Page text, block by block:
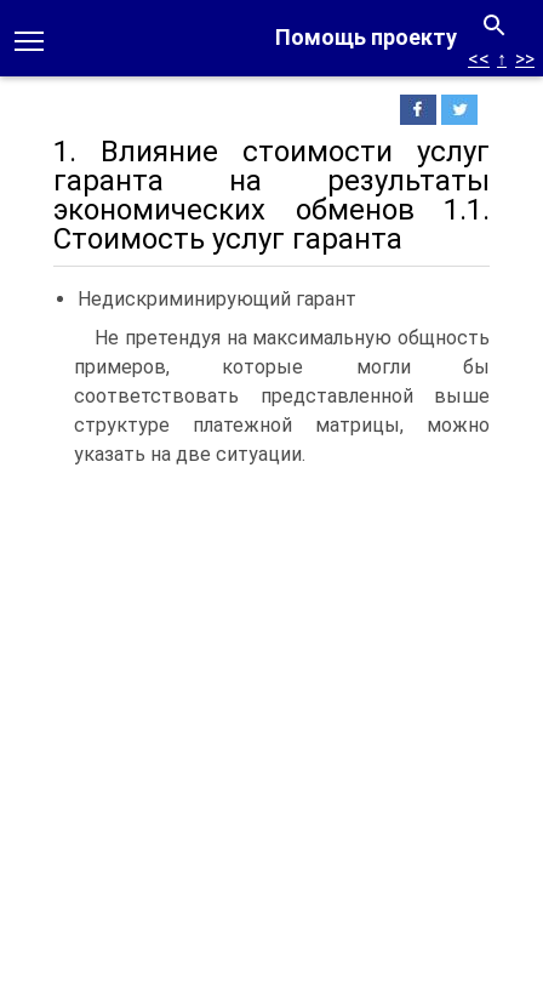
Помощь проекту
<< ↑ >>
1. Влияние стоимости услуг
гаранта на результаты
экономических обменов 1.1.
Стоимость услуг гаранта
Недискриминирующий гарант
Не претендуя на максимальную общность
примеров, которые могли бы
соответствовать представленной выше
структуре платежной матрицы, можно
указать на две ситуации.